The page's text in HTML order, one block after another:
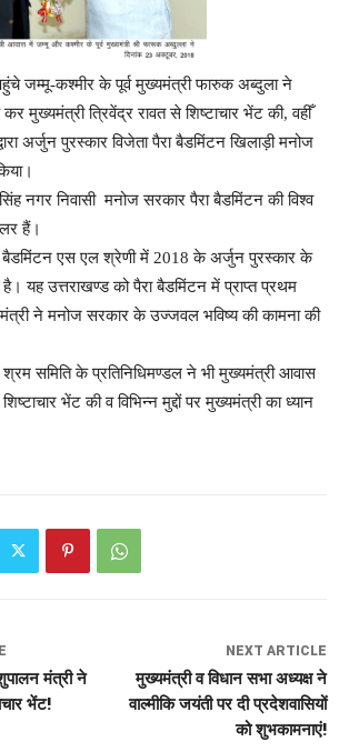
जम्मू-कश्मीर के पूर्व मुख्यमंत्री फारुक अब्दुला ने
मुख्यमंत्री त्रिवेंद्र रावत से शिष्टाचार भेंट की, वहीँ
अर्जुन पुरस्कार विजेता पैरा बैडमिंटन खिलाड़ी मनोज
नगर निवासी मनोज सरकार पैरा बैडमिंटन की विश्व
हैं।
बैडमिंटन एस एल श्रेणी में 2018 के अर्जुन पुरस्कार के
है। यह उत्तराखण्ड को पैरा बैडमिंटन में प्राप्त प्रथम
ने मनोज सरकार के उज्जवल भविष्य की कामना की
श्रम समिति के प्रतिनिधिमण्डल ने भी मुख्यमंत्री आवास
भेंट की व विभिन्न मुद्दों पर मुख्यमंत्री का ध्यान
मंत्री ने
भेंट!
NEXT ARTICLE
मुख्यमंत्री व विधान सभा अध्यक्ष ने
वाल्मीकि जयंती पर दी प्रदेशवासियों
को शुभकामनाएं!